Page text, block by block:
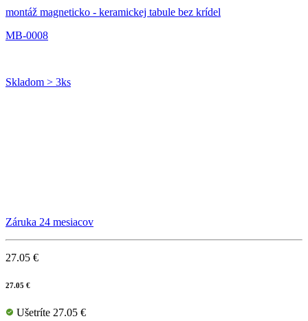
montáž magneticko - keramickej tabule bez krídel
MB-0008
Skladom > 3ks
Záruka 24 mesiacov
27.05 €
27.05 €
Ušetríte 27.05 €